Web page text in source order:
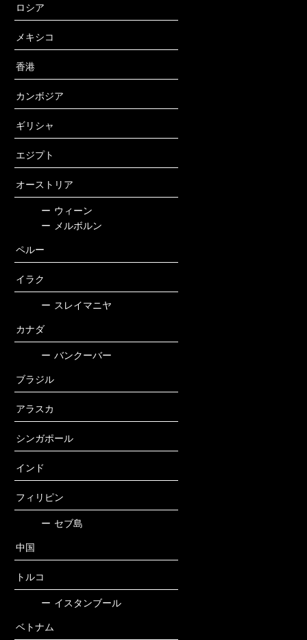
ロシア
メキシコ
香港
カンボジア
ギリシャ
エジプト
オーストリア
ー ウィーン
ー メルボルン
ペルー
イラク
ー スレイマニヤ
カナダ
ー バンクーバー
ブラジル
アラスカ
シンガポール
インド
フィリピン
ー セブ島
中国
トルコ
ー イスタンブール
ベトナム